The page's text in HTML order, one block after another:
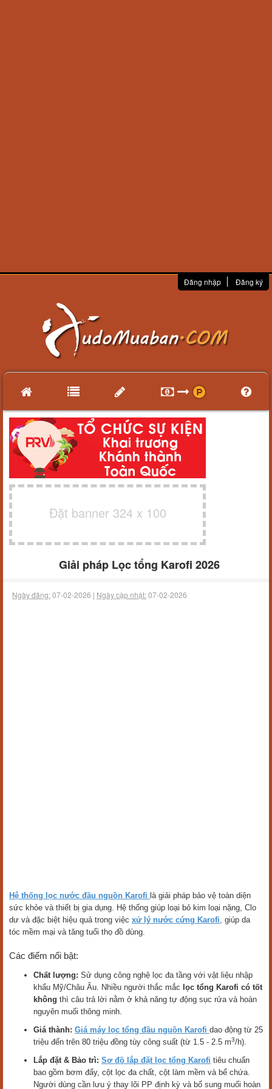
Đăng nhập Đăng ký
Đặt banner 324 x 100
Giải pháp Lọc tổng Karofi 2026
Ngày đăng:07-02-2026 | Ngày cập nhật:07-02-2026
Hệ thống lọc nước đầu nguồn Karofi là giải pháp bảo vệ toàn diện
sức khỏe và thiết bị gia dụng. Hệ thống giúp loại bỏ kim loại nặng, Clo
dư và đặc biệt hiệu quả trong việc xử lý nước cứng Karofi, giúp da
tóc mềm mại và tăng tuổi thọ đồ dùng.
Các điểm nổi bật:
Chất lượng: Sử dụng công nghệ lọc đa tầng với vật liệu nhập
khẩu Mỹ/Châu Âu. Nhiều người thắc mắc lọc tổng Karofi có tốt
không thì câu trả lời nằm ở khả năng tự động sục rửa và hoàn
nguyên muối thông minh.
Giá thành: Giá máy lọc tổng đầu nguồn Karofi dao động từ 25
triệu đến trên 80 triệu đồng tùy công suất (từ 1.5 - 2.5 m3/h).
Lắp đặt & Bảo trì: Sơ đồ lắp đặt lọc tổng Karofi tiêu chuẩn
bao gồm bơm đẩy, cột lọc đa chất, cột làm mềm và bể chứa.
Người dùng cần lưu ý thay lõi PP định kỳ và bổ sung muối hoàn